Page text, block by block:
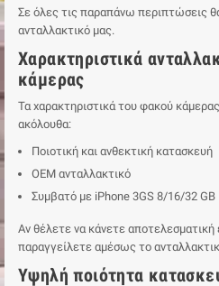
Σε όλες τις παραπάνω περιπτώσεις
ανταλλακτικό μας.
Χαρακτηριστικά
κάμερας
Τα χαρακτηριστικά του φακού
ακόλουθα:
Ποιοτική και ανθεκτική κατασκευή
ΟΕΜ ανταλλακτικό
Συμβατό με iPhone 3GS 8/16/32 GB
Αν θέλετε να κάνετε
παραγγείλετε αμέσως το
Υψηλή ποιότητα